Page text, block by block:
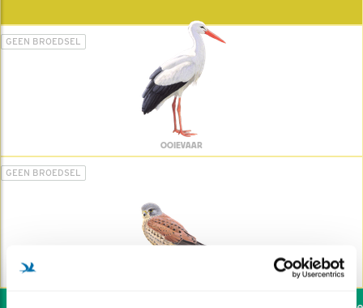
GEEN BROEDSEL
OOIEVAAR
GEEN BROEDSEL